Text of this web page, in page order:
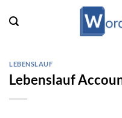
Inhalt
LEBENSLAUF
Lebenslauf